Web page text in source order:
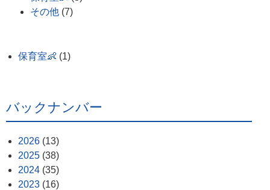
その他 (7)
保育室👶 (1)
バックナンバー
2026 (13)
2025 (38)
2024 (35)
2023 (16)